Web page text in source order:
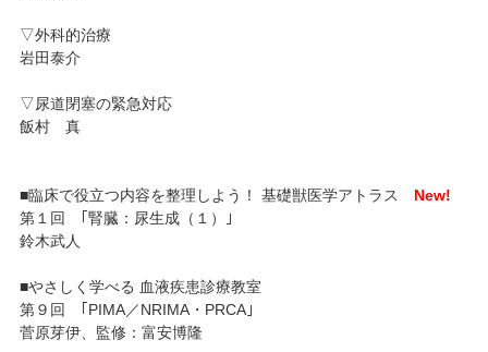
▽外科的治療
岩田泰介
▽尿道閉塞の緊急対応
飯村 真
■臨床で役立つ内容を整理しよう！ 基礎獣医学アトラス New!
第１回 ｢腎臓：尿生成（１）｣
鈴木武人
■やさしく学べる 血液疾患診療教室
第９回 ｢PIMA／NRIMA・PRCA｣
菅原芽伊、監修：富安博隆